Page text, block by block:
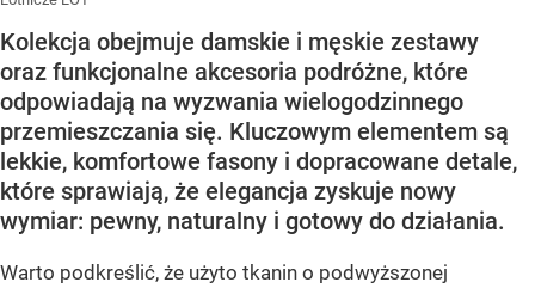
Kolekcja obejmuje damskie i męskie zestawy
oraz funkcjonalne akcesoria podróżne, które
odpowiadają na wyzwania wielogodzinnego
przemieszczania się. Kluczowym elementem są
lekkie, komfortowe fasony i dopracowane detale,
które sprawiają, że elegancja zyskuje nowy
wymiar: pewny, naturalny i gotowy do działania.
Warto podkreślić, że użyto tkanin o podwyższonej